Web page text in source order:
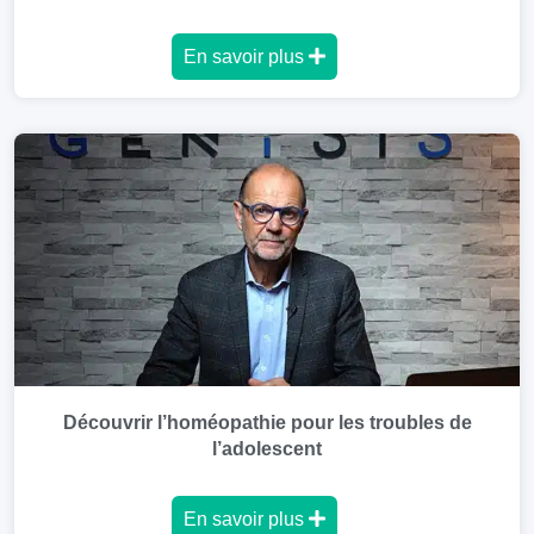
En savoir plus
Découvrir l’homéopathie pour les troubles de
l’adolescent
En savoir plus